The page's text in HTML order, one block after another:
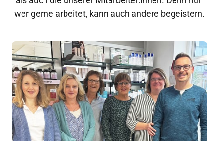
wer gerne arbeitet, kann auch andere begeistern.